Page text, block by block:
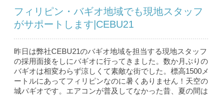
フィリピン・バギオ地域でも現地スタッフ
がサポートします|CEBU21
昨日は弊社CEBU21のバギオ地域を担当する現地スタッフ
の採用面接をしにバギオに行ってきました。数か月ぶりの
バギオは相変わらず涼しくて素敵な街でした。標高1500メ
ートルにあってフィリピンなのに暑くありません！天空の
城バギオです。エアコンが普及してなかった昔、夏の間は